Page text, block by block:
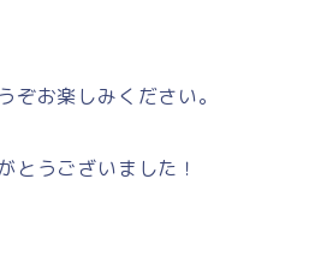
ぞお楽しみください。
とうございました！